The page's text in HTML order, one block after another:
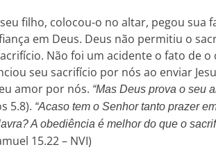
filho, colocou-o no altar, pegou sua
em Deus. Deus não permitiu o
Não foi um acidente o fato de
seu sacrifício por nós ao enviar
amor por nós. “Mas Deus prova o seu
5.8). “Acaso tem o Senhor tanto prazer
A obediência é melhor do que o
15.22 – NVI)